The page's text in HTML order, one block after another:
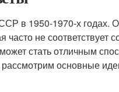
в 1950-1970-х годах.
не соответствует
стать отличным
основные